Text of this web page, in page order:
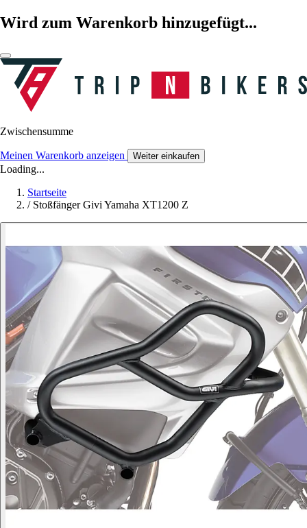
Wird zum Warenkorb hinzugefügt...
Zwischensumme
Meinen Warenkorb anzeigen Weiter einkaufen
Loading...
Startseite
/ Stoßfänger Givi Yamaha XT1200 Z